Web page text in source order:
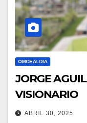
OMCEALDIA
JORGE
VISIONARIO
ABRIL 30, 2025